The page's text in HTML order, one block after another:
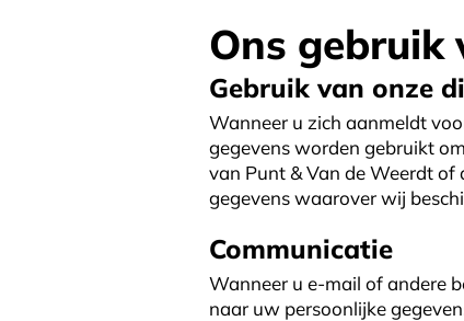
Ons gebruik
Gebruik van onze
Wanneer u zich aanmeldt
gegevens worden gebruikt
van Punt & Van de Weerdt of
gegevens waarover wij
Communicatie
Wanneer u e-mail of andere
naar uw persoonlijke